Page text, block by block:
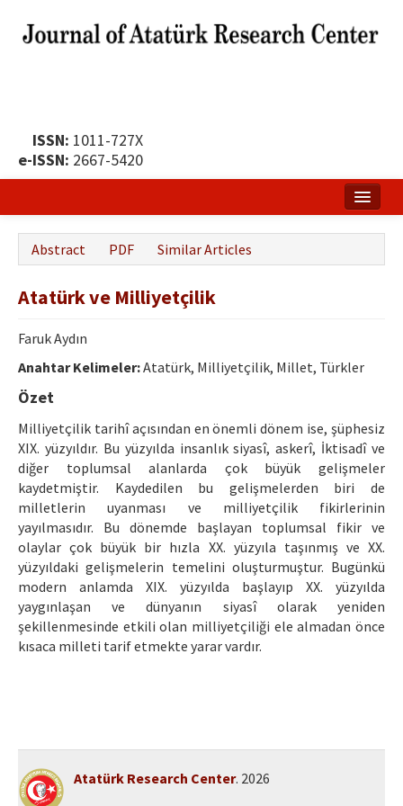
ISSN: 1011-727X
e-ISSN: 2667-5420
About
Publication Policy
Boards of the Journal
Publication Principles
Ethical Principles
Author's Guide
Refereeing Guide
Contact Us
Abstract PDF Similar Articles
Atatürk ve Milliyetçilik
Faruk Aydın
Anahtar Kelimeler:Atatürk, Milliyetçilik, Millet, Türkler
Özet
Milliyetçilik tarihî açısından en önemli dönem ise, şüphesiz
XIX. yüzyıldır. Bu yüzyılda insanlık siyasî, askerî, İktisadî ve
diğer toplumsal alanlarda çok büyük gelişmeler
kaydetmiştir. Kaydedilen bu gelişmelerden biri de
milletlerin uyanması ve milliyetçilik fikirlerinin
yayılmasıdır. Bu dönemde başlayan toplumsal fikir ve
olaylar çok büyük bir hızla XX. yüzyıla taşınmış ve XX.
yüzyıldaki gelişmelerin temelini oluşturmuştur. Bugünkü
modern anlamda XIX. yüzyılda başlayıp XX. yüzyılda
yaygınlaşan ve dünyanın siyasî olarak yeniden
şekillenmesinde etkili olan milliyetçiliği ele almadan önce
kısaca milleti tarif etmekte yarar vardır.
Atatürk Research Center. 2026